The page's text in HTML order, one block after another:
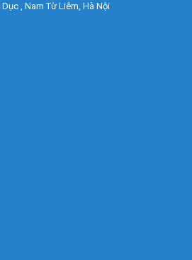
, Nam Từ Liêm, Hà Nội